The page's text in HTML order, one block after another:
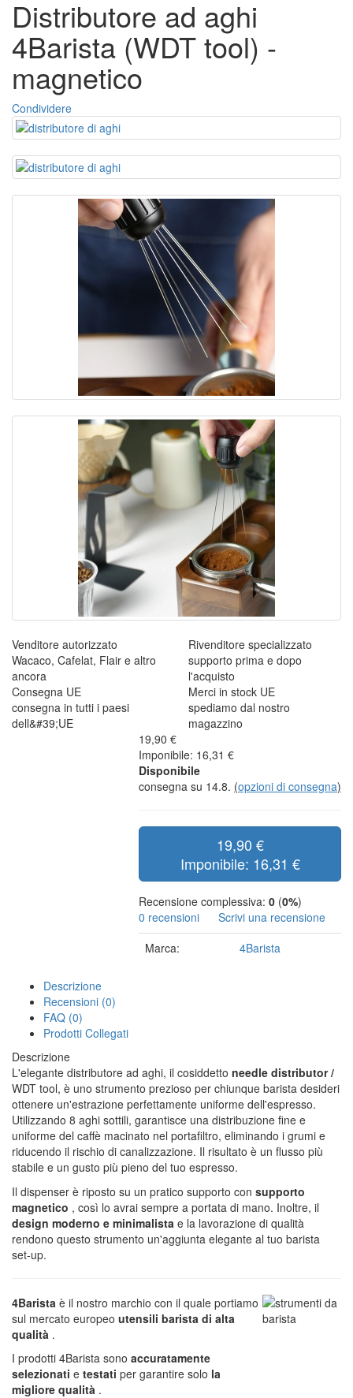
Distributore ad aghi
4Barista (WDT tool) -
magnetico
Condividere
Venditore autorizzato
Wacaco, Cafelat, Flair e altro
ancora
Rivenditore specializzato
supporto prima e dopo
l'acquisto
Consegna UE
consegna in tutti i paesi
dell&#39;UE
Merci in stock UE
spediamo dal nostro
magazzino
19,90 €
Imponibile: 16,31 €
Disponibile
consegna su 14.8. (opzioni di consegna)
19,90 €
Imponibile: 16,31 €
Recensione complessiva: 0 (0%)
0 recensioni
Scrivi una recensione
Marca:
4Barista
Descrizione
Recensioni (0)
FAQ (0)
Prodotti Collegati
Descrizione
L'elegante distributore ad aghi, il cosiddetto needle distributor /
WDT tool, è uno strumento prezioso per chiunque barista desideri
ottenere un'estrazione perfettamente uniforme dell'espresso.
Utilizzando 8 aghi sottili, garantisce una distribuzione fine e
uniforme del caffè macinato nel portafiltro, eliminando i grumi e
riducendo il rischio di canalizzazione. Il risultato è un flusso più
stabile e un gusto più pieno del tuo espresso.
Il dispenser è riposto su un pratico supporto con supporto
magnetico , così lo avrai sempre a portata di mano. Inoltre, il
design moderno e minimalista e la lavorazione di qualità
rendono questo strumento un'aggiunta elegante al tuo barista
set-up.
4Barista è il nostro marchio con il quale portiamo
sul mercato europeo utensili barista di alta
qualità .
I prodotti 4Barista sono accuratamente
selezionati e testati per garantire solo la
migliore qualità .